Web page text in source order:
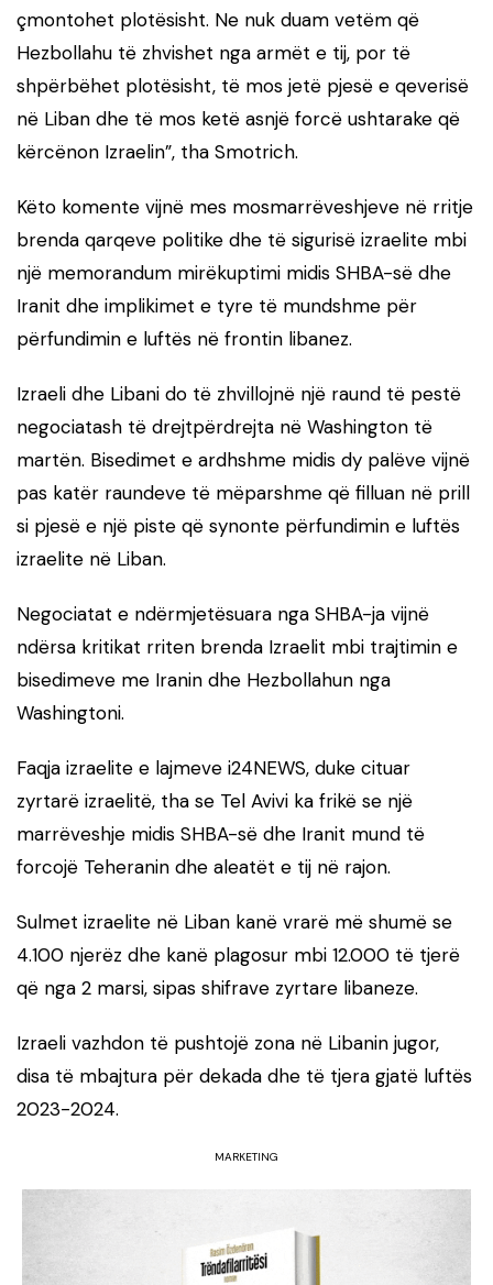
çmontohet plotësisht. Ne nuk duam vetëm që
Hezbollahu të zhvishet nga armët e tij, por të
shpërbëhet plotësisht, të mos jetë pjesë e qeverisë
në Liban dhe të mos ketë asnjë forcë ushtarake që
kërcënon Izraelin”, tha Smotrich.
Këto komente vijnë mes mosmarrëveshjeve në rritje
brenda qarqeve politike dhe të sigurisë izraelite mbi
një memorandum mirëkuptimi midis SHBA-së dhe
Iranit dhe implikimet e tyre të mundshme për
përfundimin e luftës në frontin libanez.
Izraeli dhe Libani do të zhvillojnë një raund të pestë
negociatash të drejtpërdrejta në Washington të
martën. Bisedimet e ardhshme midis dy palëve vijnë
pas katër raundeve të mëparshme që filluan në prill
si pjesë e një piste që synonte përfundimin e luftës
izraelite në Liban.
Negociatat e ndërmjetësuara nga SHBA-ja vijnë
ndërsa kritikat rriten brenda Izraelit mbi trajtimin e
bisedimeve me Iranin dhe Hezbollahun nga
Washingtoni.
Faqja izraelite e lajmeve i24NEWS, duke cituar
zyrtarë izraelitë, tha se Tel Avivi ka frikë se një
marrëveshje midis SHBA-së dhe Iranit mund të
forcojë Teheranin dhe aleatët e tij në rajon.
Sulmet izraelite në Liban kanë vrarë më shumë se
4.100 njerëz dhe kanë plagosur mbi 12.000 të tjerë
që nga 2 marsi, sipas shifrave zyrtare libaneze.
Izraeli vazhdon të pushtojë zona në Libanin jugor,
disa të mbajtura për dekada dhe të tjera gjatë luftës
2023-2024.
MARKETING